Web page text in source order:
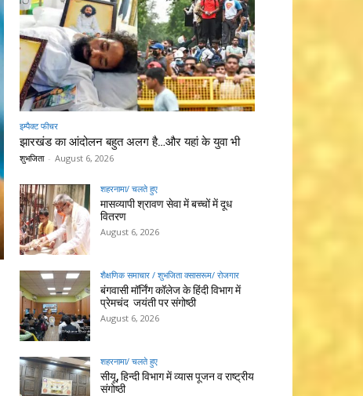
इम्पैक्ट फीचर
झारखंड का आंदोलन बहुत अलग है…और यहां के युवा भी
शुभजिता - August 6, 2026
शहरनामा/ चलते हुए
मासव्यापी श्रावण सेवा में बच्चों में दूध
वितरण
August 6, 2026
शैक्षणिक समाचार / शुभजिता क्सासरूम/ रोजगार
बंगवासी मॉर्निंग कॉलेज के हिंदी विभाग में
प्रेमचंद जयंती पर संगोष्ठी
August 6, 2026
शहरनामा/ चलते हुए
सीयू, हिन्दी विभाग में व्यास पूजन व राष्ट्रीय
संगोष्ठी